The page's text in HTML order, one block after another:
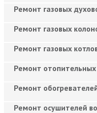
Ремонт газовых
Ремонт газовых
Ремонт газовых
Ремонт отопительных
Ремонт
Ремонт осушителей